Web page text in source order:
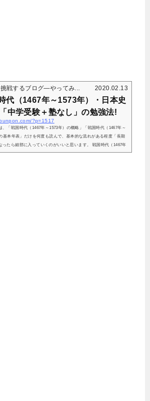
戦するブログ―やってみ... 2020.02.13
代（1467年～1573年）・日本史
中学受験＋塾なし」の勉強法!
?p=1517
、「戦国時代（1467年～1573年）の概略」「戦国時代（1467年～
基本年表」だけを何度も読んで、基本的な流れがある程度「長期
ったら細部に入っていくのがいいと思います。 戦国時代（1467年
の概略時は戦国。応仁の乱（1...